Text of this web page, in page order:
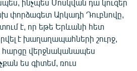
ինչպես Մոսկվան դա կուզեր
փորձագետ Արկադի Դուբնովը,
է, որ եթե Երևանի հետ
է խաղաղապահների շուրջ,
վերջնականապես
ես գիտեմ, ռուս